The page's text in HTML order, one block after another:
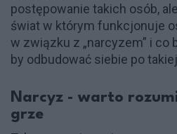
postępowanie takich osób,
świat w którym funkcjonuje
w związku z „narcyzem” i co
by odbudować siebie po
Narcyz - warto
grze